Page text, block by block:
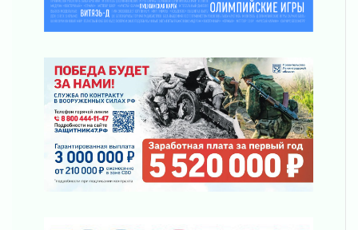
регионом и страной
02 августа 2026
02 августа 2026
ПСК через Гослуслуги напомнит жителям
Ленинградской области о неоплаченных
счетах
02 августа 2026
Пропавшего подростка нашли в Кировском
районе Ленобласти
02 августа 2026